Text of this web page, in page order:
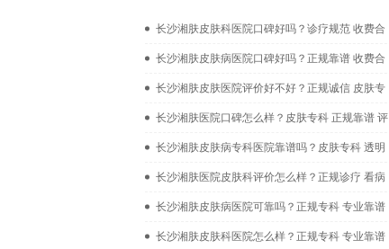
长沙湘肤皮肤科医院口碑好吗？诊疗规范 收费合
长沙湘肤皮肤病医院口碑好吗？正规靠谱 收费合
长沙湘肤皮肤医院评价好不好？正规诚信 皮肤专
长沙湘肤医院口碑怎么样？皮肤专科 正规靠谱 评
长沙湘肤皮肤病专科医院靠谱吗？皮肤专科 透明
长沙湘肤医院皮肤科评价怎么样？正规诊疗 看病
长沙湘肤皮肤病医院可靠吗？正规专科 专业靠谱
长沙湘肤皮肤科医院怎么样？正规专科 专业靠谱